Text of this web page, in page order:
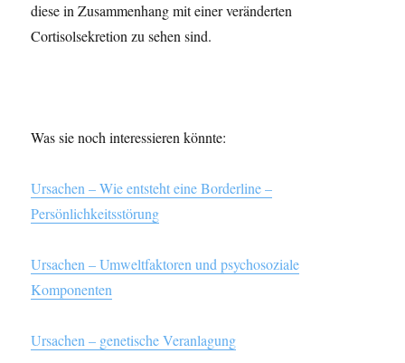
diese in Zusammenhang mit einer veränderten
Cortisolsekretion zu sehen sind.
Was sie noch interessieren könnte:
Ursachen – Wie entsteht eine Borderline –
Persönlichkeitsstörung
Ursachen – Umweltfaktoren und psychosoziale
Komponenten
Ursachen – genetische Veranlagung